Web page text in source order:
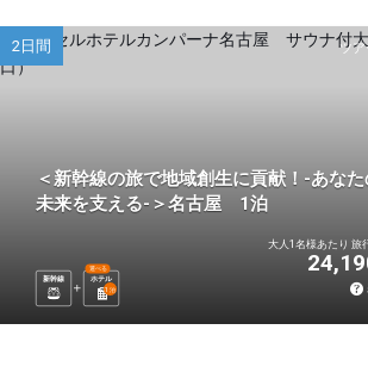
ツア
2日間
＜新幹線の旅で地域創生に貢献！-あな
未来を支える-＞名古屋 1泊
新幹線 ホテル
選べる
1 泊
大人1名様あたり 旅